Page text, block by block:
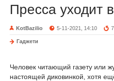
Пресса уходит
KotBazilio 5-11-2021, 14:10
Гаджети
Человек читающий газету или
настоящей диковинкой, хотя